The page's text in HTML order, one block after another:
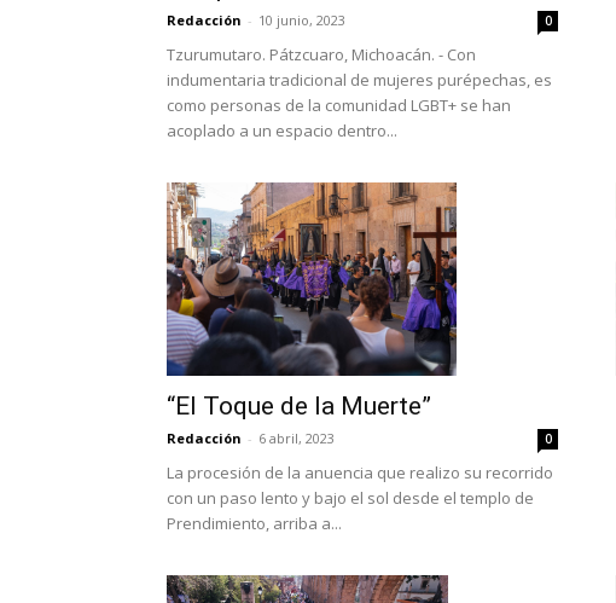
Redacción - 10 junio, 2023 0
Tzurumutaro. Pátzcuaro, Michoacán. - Con
indumentaria tradicional de mujeres purépechas, es
como personas de la comunidad LGBT+ se han
acoplado a un espacio dentro...
“El Toque de la Muerte”
Redacción - 6 abril, 2023 0
La procesión de la anuencia que realizo su recorrido
con un paso lento y bajo el sol desde el templo de
Prendimiento, arriba a...